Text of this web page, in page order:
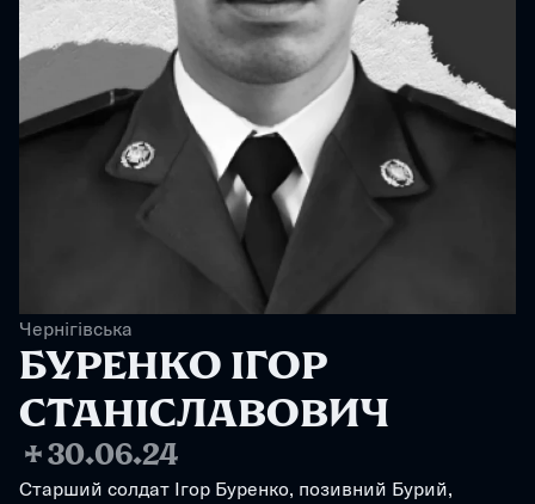
Чернігівська
БУРЕНКО ІГОР
СТАНІСЛАВОВИЧ
✢30.06.24
Старший солдат Ігор Буренко, позивний Бурий,